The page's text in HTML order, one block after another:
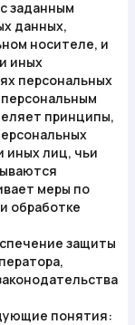
заданным
данных,
носителе, и
иных
персональных
принципы,
иных лиц, чьи
меры по
обработке
защиты
понятия: